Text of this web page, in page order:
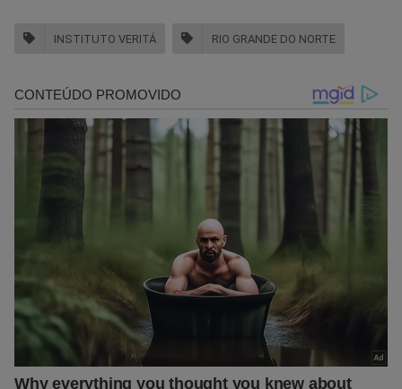
INSTITUTO VERITÁ RIO GRANDE DO NORTE